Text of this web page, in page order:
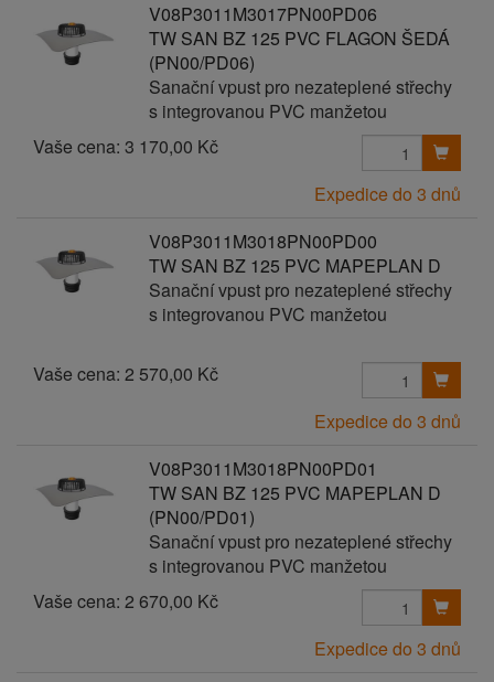
V08P3011M3017PN00PD06
TW SAN BZ 125 PVC FLAGON ŠEDÁ
(PN00/PD06)
Sanační vpust pro nezateplené střechy
s integrovanou PVC manžetou
Vaše cena: 3 170,00 Kč
Expedice do 3 dnů
V08P3011M3018PN00PD00
TW SAN BZ 125 PVC MAPEPLAN D
Sanační vpust pro nezateplené střechy
s integrovanou PVC manžetou
Vaše cena: 2 570,00 Kč
Expedice do 3 dnů
V08P3011M3018PN00PD01
TW SAN BZ 125 PVC MAPEPLAN D
(PN00/PD01)
Sanační vpust pro nezateplené střechy
s integrovanou PVC manžetou
Vaše cena: 2 670,00 Kč
Expedice do 3 dnů